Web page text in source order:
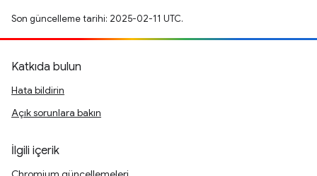
Son güncelleme tarihi: 2025-02-11 UTC.
Katkıda bulun
Hata bildirin
Açık sorunlara bakın
İlgili içerik